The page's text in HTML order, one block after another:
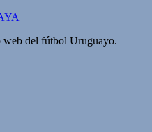
web del fútbol Uruguayo.